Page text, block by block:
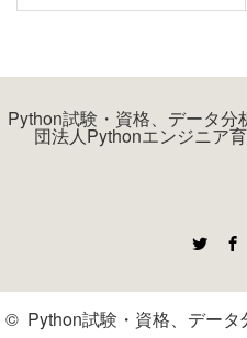
Python試験・資格、データ
団法人Pythonエンジニア
RSS
© Python試験・資格、デー